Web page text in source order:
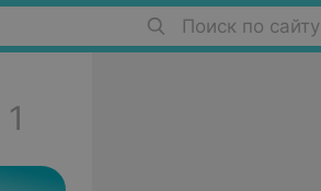
Поиск по сайту
1